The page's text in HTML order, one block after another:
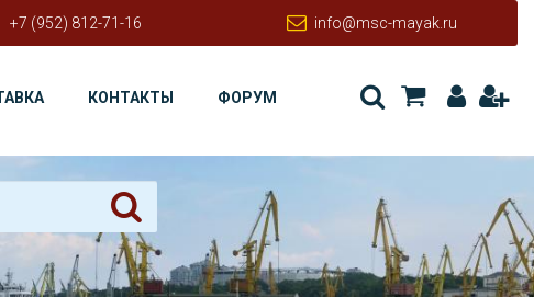
+7 (952) 812-71-16 info@msc-mayak.ru
КОНТАКТЫ ФОРУМ